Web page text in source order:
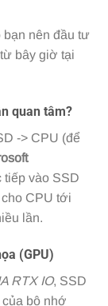
bạn nên đầu tư
bây giờ tại
quan tâm?
-> CPU (để
tiếp vào SSD
CPU tới
lần.
(GPU)
RTX IO, SSD
của bộ nhớ